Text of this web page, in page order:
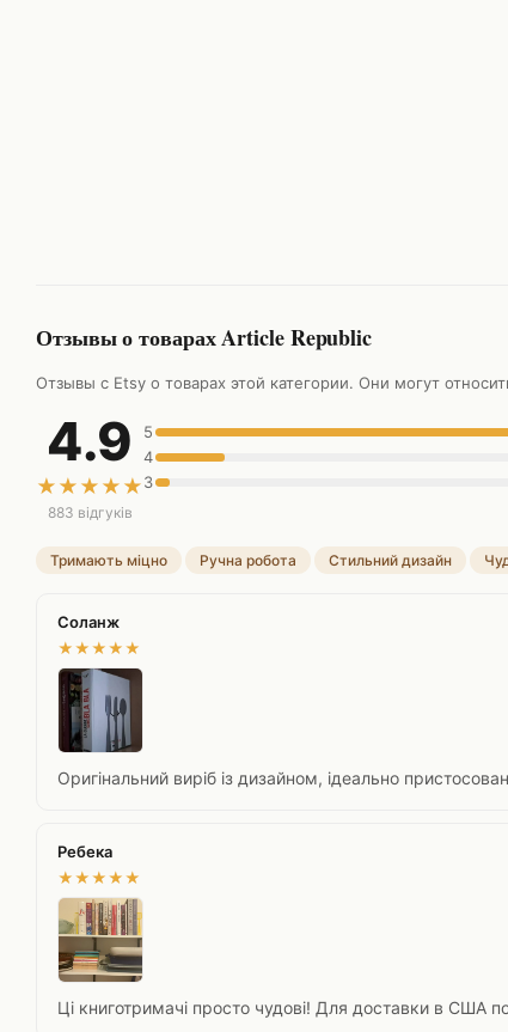
Отзывы о товарах Article Republic
Отзывы с Etsy о товарах этой категории. Они могут
4.9
★ ★ ★ ★ ★
883 відгуків
5
4
3
Тримають міцно Ручна робота Стильний дизайн
Соланж
★★★★★
Оригінальний виріб із дизайном, ідеально
Ребека
★★★★★
Ці книготримачі просто чудові! Для доставки в США